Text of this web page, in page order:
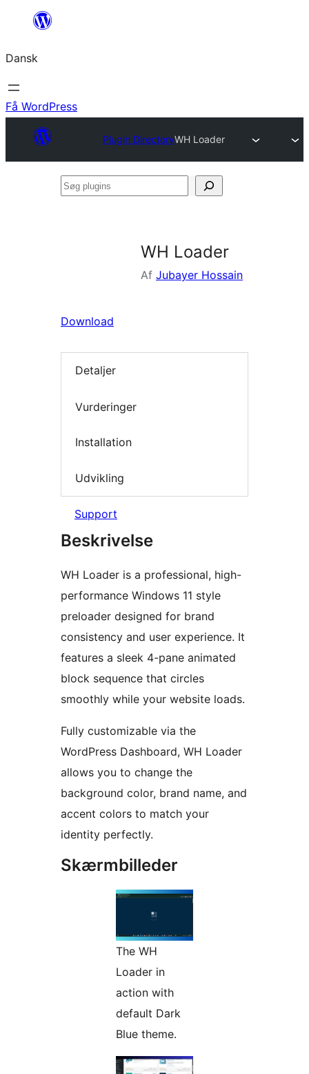
Spring
indhold
Dansk
Få WordPress
Plugin DirectoryWH Loader
Søg
WH Loader
Af Jubayer Hossain
Download
Detaljer
Vurderinger
Installation
Udvikling
Support
Beskrivelse
WH Loader is a professional, high-
performance Windows 11 style
preloader designed for brand
consistency and user experience. It
features a sleek 4-pane animated
block sequence that circles
smoothly while your website loads.
Fully customizable via the
WordPress Dashboard, WH Loader
allows you to change the
background color, brand name, and
accent colors to match your
identity perfectly.
Skærmbilleder
The WH
Loader in
action with
default Dark
Blue theme.